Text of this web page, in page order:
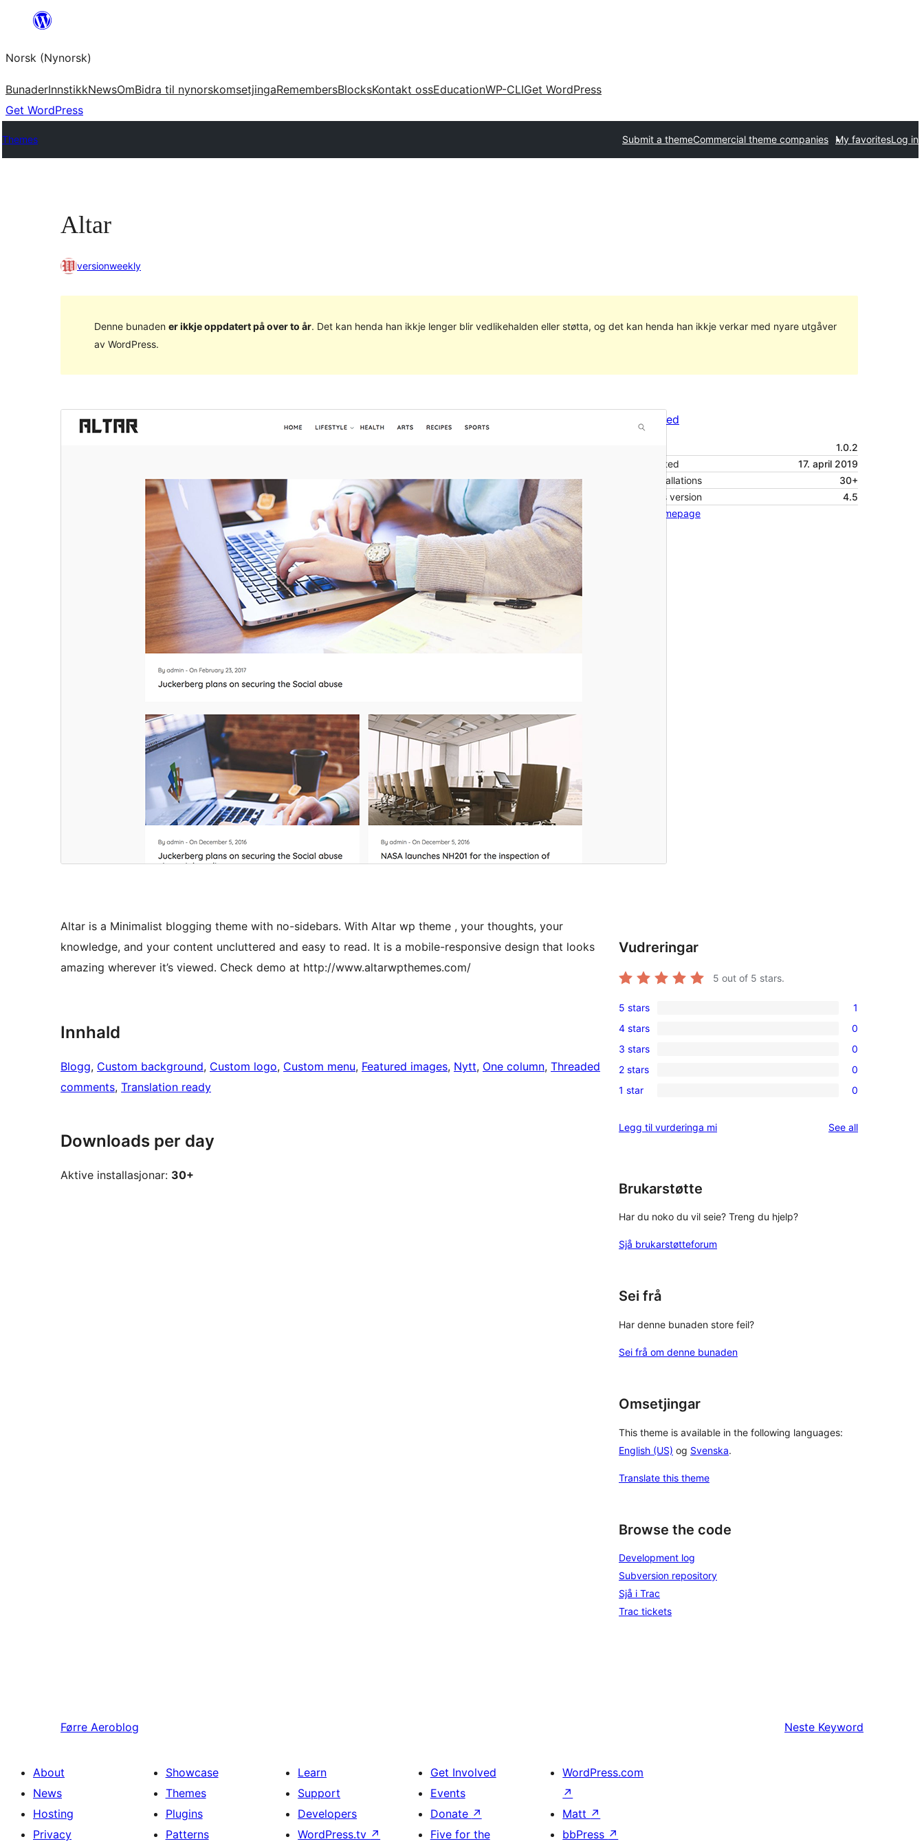
content
Norsk (Nynorsk)
BunaderInnstikkNewsOmBidra til nynorskomsetjingaRemembersBlocksKontakt ossEducationWP-CLIGet WordPress
Get WordPress
Themes Submit a themeCommercial theme companies My favoritesLog in
Altar
versionweekly
Denne bunaden er ikkje oppdatert på over to år. Det kan henda han ikkje lenger blir vedlikehalden eller støtta, og det kan henda han ikkje verkar med nyare utgåver
av WordPress.
Last ned
1.0.2
Last updated
17. april 2019
Active installations
30+
WordPress version
4.5
Theme homepage
Altar is a Minimalist blogging theme with no-sidebars. With Altar wp theme , your thoughts, your
knowledge, and your content uncluttered and easy to read. It is a mobile-responsive design that looks
amazing wherever it’s viewed. Check demo at http://www.altarwpthemes.com/
Innhald
Blogg, Custom background, Custom logo, Custom menu, Featured images, Nytt, One column, Threaded
comments, Translation ready
Downloads per day
Aktive installasjonar: 30+
Vudreringar
5 out of 5 stars.
1
5-
star
review
5 stars 1
0
4-
star
reviews
4 stars 0
0
3-
star
3 stars 0
0
2-
reviews
2 stars 0
0
star
1 star 0
Legg til vurderinga mi See allreviews
Brukarstøtte
Har du noko du vil seie? Treng du hjelp?
Sjå brukarstøtteforum
Sei frå
Har denne bunaden store feil?
Sei frå om denne bunaden
Omsetjingar
This theme is available in the following languages:
English (US) og Svenska.
Translate this theme
Browse the code
Development log
Subversion repository
Sjå i Trac
Trac tickets
Førre Aeroblog Neste Keyword
About
News
Hosting
Privacy
Showcase
Themes
Plugins
Patterns
Learn
Support
Developers
WordPress.tv ↗
Get Involved
Events
Donate ↗
Five for the
WordPress.com
↗
Matt ↗
bbPress ↗